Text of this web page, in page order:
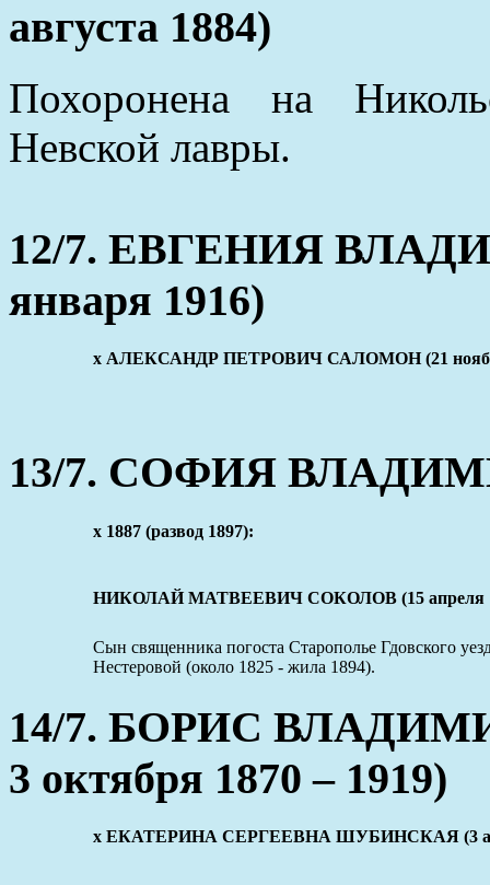
августа 1884)
Похоронена на
Невской лавры.
12/7. ЕВГЕНИЯ
января 1916)
x АЛЕКСАНДР ПЕТРОВИЧ САЛОМОН (21 ноября
13/7. СОФИЯ
x 1887 (развод 1897):
НИКОЛАЙ МАТВЕЕВИЧ СОКОЛОВ (15 апреля
Сын священника погоста Старополье Гдовского
Нестеровой (около 1825 - жила 1894).
14/7. БОРИС
3 октября 1870 – 1919)
x ЕКАТЕРИНА СЕРГЕЕВНА ШУБИНСКАЯ (3